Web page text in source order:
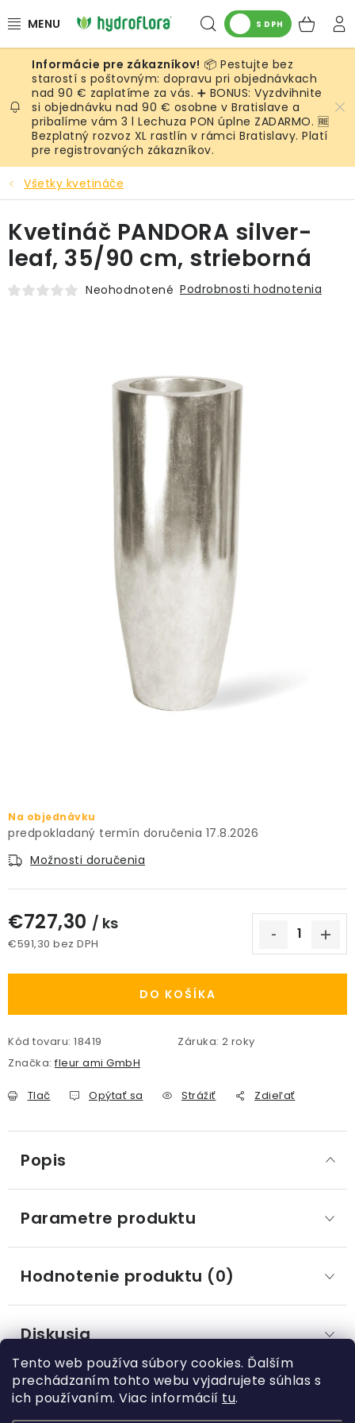
Tento web používa súbory cookies. Ďalším
prechádzaním tohto webu vyjadrujete súhlas s
ich používaním. Viac informácií tu.
na
Hľadať
S DPH
RASTLINY
UMELÉ RASTLINY
KVETINÁČE
SUBSTRÁTY A PRÍSLUŠENSTVO
SERVIS INTERIÉROVEJ ZELENE
MACHY
INTERIÉROVÉ DEKORÁCIE
SUBSTRÁTY A HNOJIVÁ
KVETINÁČE A OBALY NA RASTLINY
ZNAČKY
Podmienky ochrany osobných údajov
Spôsoby platby
Kontakt / Právne údaje
📦 Pestujte bez
starostí s poštovným: dopravu pri objednávkach
nad 90 € zaplatíme za vás. ➕ BONUS: Vyzdvihnite
si objednávku nad 90 € osobne v Bratislave a
pribalíme vám 3 l Lechuza PON úplne ZADARMO. 🆓
Bezplatný rozvoz XL rastlín v rámci Bratislavy. Platí
pre registrovaných zákazníkov.
Všetky kvetináče
Na objednávku
17.8.2026
Možnosti doručenia
€727,30 / ks
€591,30 bez DPH
DO KOŠÍKA
Kód tovaru: 18419 Záruka: 2 roky
Značka:fleur ami GmbH
Tlač Opýtať sa Strážiť Zdieľať
Kvetináč PANDORA silver-
leaf, 35/90 cm, strieborná
Neohodnotené Podrobnosti hodnotenia
Popis
Parametre produktu
Hodnotenie produktu (0)
Diskusia